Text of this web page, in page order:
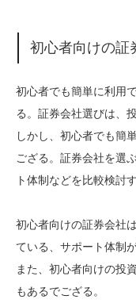
初心者向けの証
初心者でも簡単に利用
る。証券会社選びは、
しかし、初心者でも簡
ござる。証券会社を選
ト体制などを比較検討
初心者向けの証券会社
ている、サポート体制
また、初心者向けの投
もあるでござる。